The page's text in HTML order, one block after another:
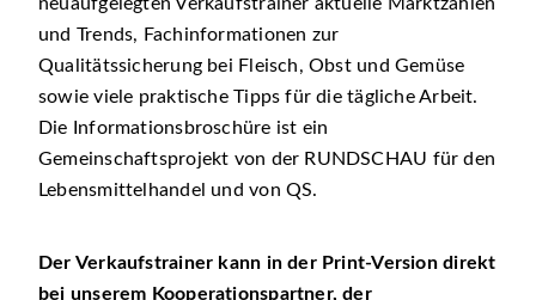
und Trends, Fachinformationen zur
Qualitätssicherung bei Fleisch, Obst und Gemüse
sowie viele praktische Tipps für die tägliche Arbeit.
Die Informationsbroschüre ist ein
Gemeinschaftsprojekt von der RUNDSCHAU für den
Lebensmittelhandel und von QS.
Der Verkaufstrainer kann in der Print-Version direkt
bei unserem Kooperationspartner, der